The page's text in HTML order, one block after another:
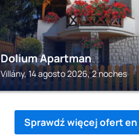
Dolium Apartman
Villány, 14 agosto 2026, 2 noches
Sprawdź więcej ofert